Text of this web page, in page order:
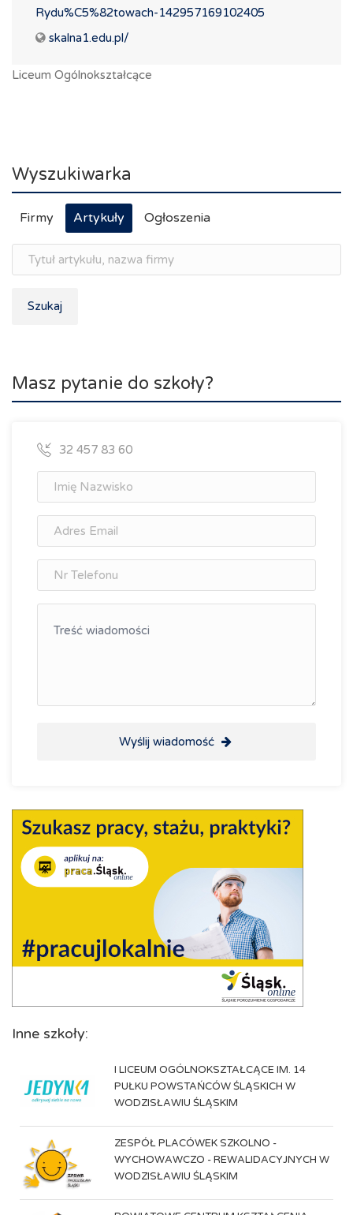
Rydu%C5%82towach-142957169102405
skalna1.edu.pl/
Liceum Ogólnokształcące
Wyszukiwarka
Firmy Artykuły Ogłoszenia
Szukaj
Masz pytanie do szkoły?
32 457 83 60
Wyślij wiadomość
Inne szkoły:
I LICEUM OGÓLNOKSZTAŁCĄCE IM. 14
PUŁKU POWSTAŃCÓW ŚLĄSKICH W
WODZISŁAWIU ŚLĄSKIM
ZESPÓŁ PLACÓWEK SZKOLNO -
WYCHOWAWCZO - REWALIDACYJNYCH W
WODZISŁAWIU ŚLĄSKIM